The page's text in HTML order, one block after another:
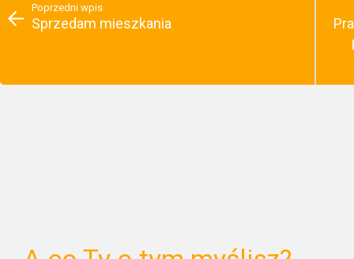
Poprzedni wpis
Sprzedam mieszkania